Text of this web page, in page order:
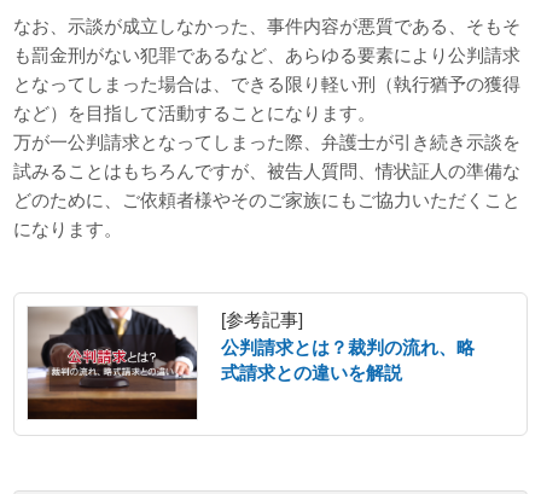
なお、示談が成立しなかった、事件内容が悪質である、そもそ
も罰金刑がない犯罪であるなど、あらゆる要素により公判請求
となってしまった場合は、できる限り軽い刑（執行猶予の獲得
など）を目指して活動することになります。
万が一公判請求となってしまった際、弁護士が引き続き示談を
試みることはもちろんですが、被告人質問、情状証人の準備な
どのために、ご依頼者様やそのご家族にもご協力いただくこと
になります。
[参考記事]
公判請求とは？裁判の流れ、略
式請求との違いを解説